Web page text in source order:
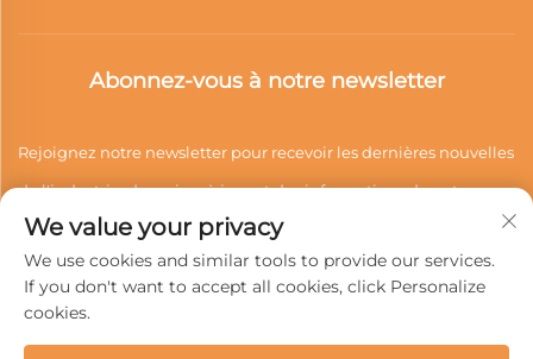
Abonnez-vous à notre newsletter
Rejoignez notre newsletter pour recevoir les dernières nouvelles
de l'industrie, des mises à jour et des informations de notre
équipe.
We value your privacy
We use cookies and similar tools to provide our services.
If you don't want to accept all cookies, click Personalize
cookies.